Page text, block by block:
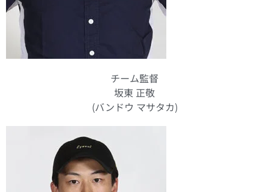
チーム監督
坂東 正敬
(バンドウ マサタカ)